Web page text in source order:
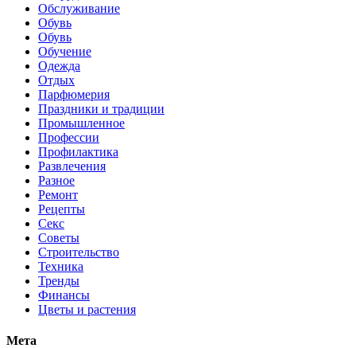
Обслуживание
Обувь
Обувь
Обучение
Одежда
Отдых
Парфюмерия
Праздники и традиции
Промышленное
Профессии
Профилактика
Развлечения
Разное
Ремонт
Рецепты
Секс
Советы
Строительство
Техника
Тренды
Финансы
Цветы и растения
Мета